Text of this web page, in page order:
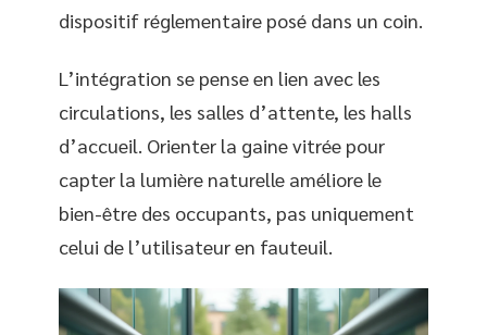
dispositif réglementaire posé dans un coin.
L’intégration se pense en lien avec les
circulations, les salles d’attente, les halls
d’accueil. Orienter la gaine vitrée pour
capter la lumière naturelle améliore le
bien-être des occupants, pas uniquement
celui de l’utilisateur en fauteuil.